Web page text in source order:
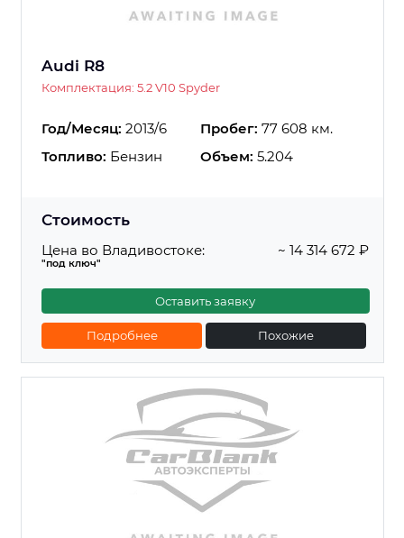
Audi R8
Комплектация: 5.2 V10 Spyder
Год/Месяц: 2013/6 Пробег: 77 608 км.
Топливо: Бензин Объем: 5.204
Стоимость
Цена во Владивостоке:
"под ключ"
~ 14 314 672 ₽
Оставить заявку
Подробнее Похожие